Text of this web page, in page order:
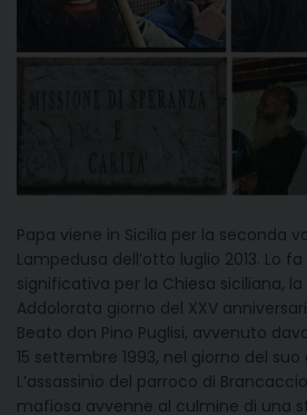
Papa viene in Sicilia per la seconda
Lampedusa dell’otto luglio 2013. Lo
significativa per la Chiesa siciliana,
Addolorata giorno del XXV
Beato don Pino Puglisi, avvenuto
15 settembre 1993, nel giorno del
L’assassinio del parroco di
mafiosa avvenne al culmine di una